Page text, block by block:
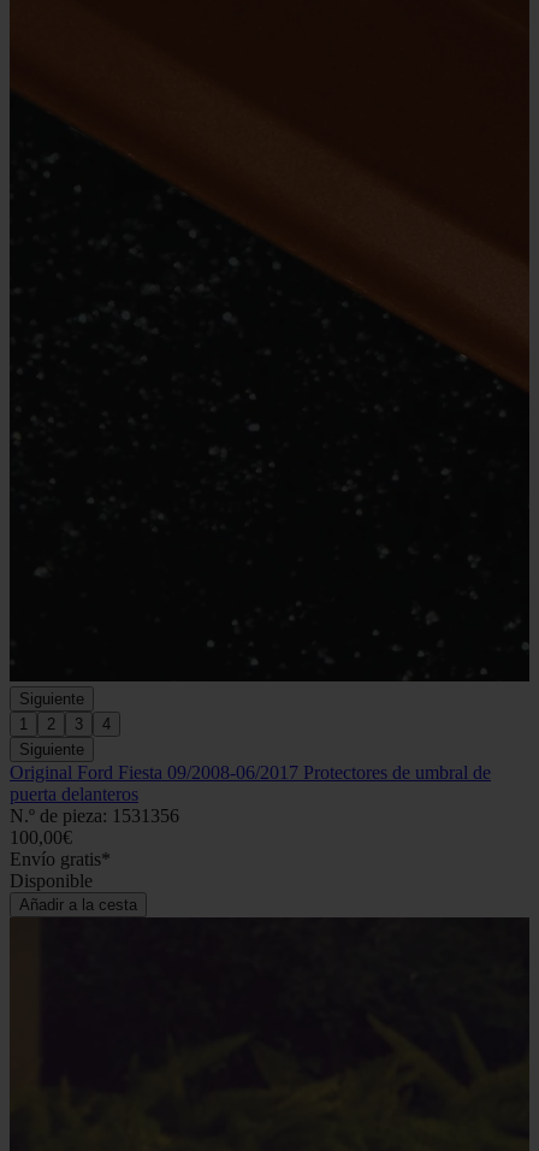
Siguiente
1
2 3
4
Siguiente
Original Ford Fiesta 09/2008-06/2017 Protectores de umbral de
puerta delanteros
N.º de pieza: 1531356
100,00€
Envío gratis*
Disponible
Añadir a la cesta